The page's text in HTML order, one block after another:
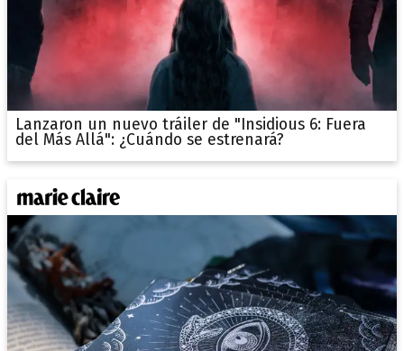
Lanzaron un nuevo tráiler de "Insidious 6: Fuera
del Más Allá": ¿Cuándo se estrenará?